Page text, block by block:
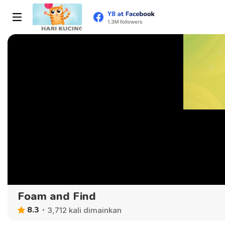
Foam and Find
8.3 3,712 kali dimainkan